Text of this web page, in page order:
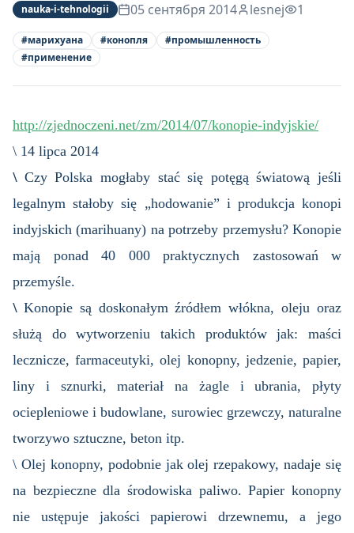
nauka-i-tehnologii 05 сентября 2014 lesnej 1
#марихуана #конопля #промышленность
#применение
http://zjednoczeni.net/zm/2014/07/konopie-indyjskie/
\ 14 lipca 2014
\ Czy Polska mogłaby stać się potęgą światową jeśli
legalnym stałoby się „hodowanie” i produkcja konopi
indyjskich (marihuany) na potrzeby przemysłu? Konopie
mają ponad 40 000 praktycznych zastosowań w
przemyśle.
\ Konopie są doskonałym źródłem włókna, oleju oraz
służą do wytworzeniu takich produktów jak: maści
lecznicze, farmaceutyki, olej konopny, jedzenie, papier,
liny i sznurki, materiał na żagle i ubrania, płyty
ociepleniowe i budowlane, surowiec grzewczy, naturalne
tworzywo sztuczne, beton itp.
\ Olej konopny, podobnie jak olej rzepakowy, nadaje się
na bezpieczne dla środowiska paliwo. Papier konopny
nie ustępuje jakości papierowi drzewnemu, a jego